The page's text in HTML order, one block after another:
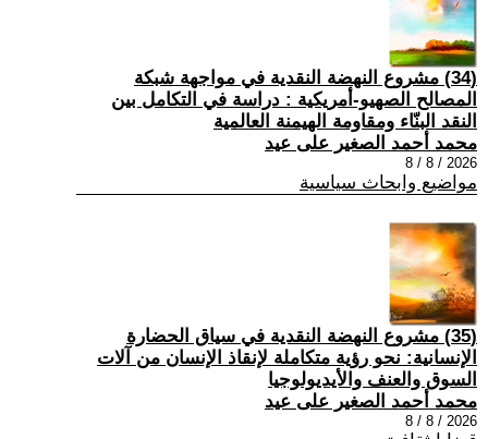
(34) مشروع النهضة النقدية في مواجهة شبكة
المصالح الصهيو-أمريكية : دراسة في التكامل بين
النقد البنّاء ومقاومة الهيمنة العالمية
محمد أحمد الصغير على عيد
2026 / 8 / 8
مواضيع وابحاث سياسية
(35) مشروع النهضة النقدية في سياق الحضارة
الإنسانية: نحو رؤية متكاملة لإنقاذ الإنسان من آلات
السوق والعنف والأيديولوجيا
محمد أحمد الصغير على عيد
2026 / 8 / 8